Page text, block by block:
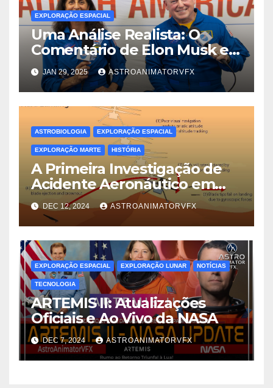
EXPLORAÇÃO ESPACIAL
Uma Análise Realista: O
Comentário de Elon Musk e a
Verdadeira Dinâmica das
Trocas de Tripulação no Voo
Espacial
JAN 29, 2025 ASTROANIMATORVFX
ASTROBIOLOGIA EXPLORAÇÃO ESPACIAL
EXPLORAÇÃO MARTE HISTÓRIA
A Primeira Investigação de
Acidente Aeronáutico em
Outro Mundo: Lições do
Ingenuity em Marte
DEC 12, 2024 ASTROANIMATORVFX
EXPLORAÇÃO ESPACIAL EXPLORAÇÃO LUNAR NOTÍCIAS
TECNOLOGIA
ARTEMIS II: Atualizações
Oficiais e Ao Vivo da NASA
DEC 7, 2024 ASTROANIMATORVFX